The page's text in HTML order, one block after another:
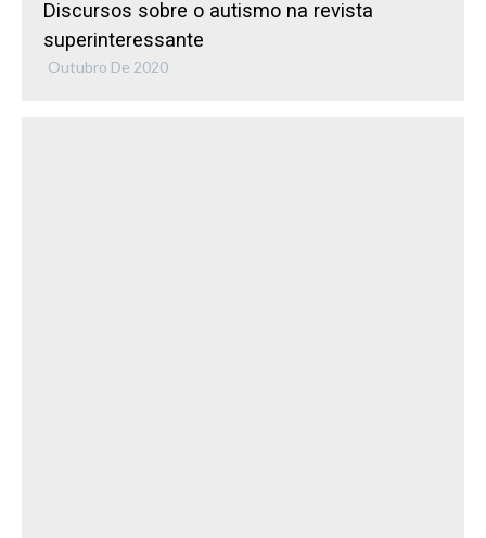
Discursos sobre o autismo na revista
superinteressante
Outubro De 2020